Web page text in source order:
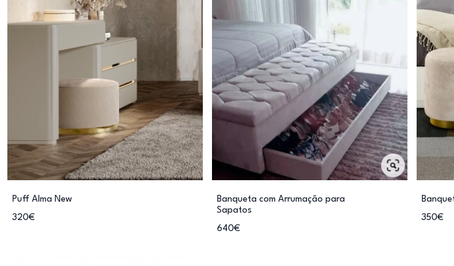
Puff Alma New
320€
Banqueta com Arrumação para
Sapatos
640€
350€